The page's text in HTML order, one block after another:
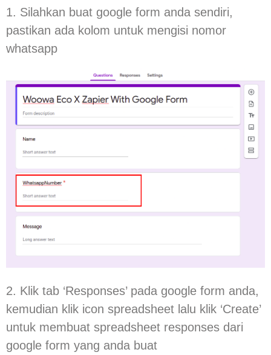
1. Silahkan buat google form anda sendiri,
pastikan ada kolom untuk mengisi nomor
whatsapp
2. Klik tab ‘Responses’ pada google form anda,
kemudian klik icon spreadsheet lalu klik ‘Create’
untuk membuat spreadsheet responses dari
google form yang anda buat